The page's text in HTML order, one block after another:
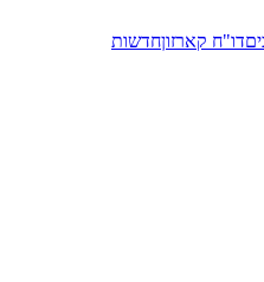
דו"ח קארזוןחדשות